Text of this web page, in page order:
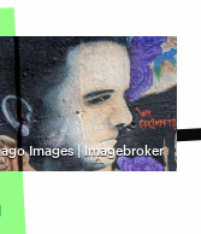
Images | Imagebroker